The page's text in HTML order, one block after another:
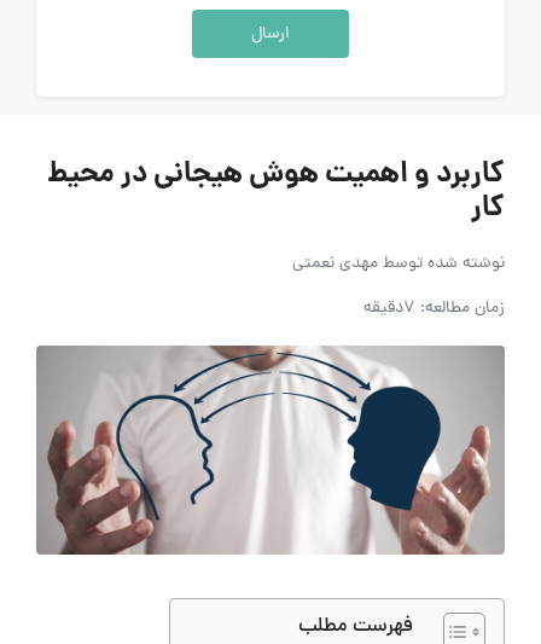
ارسال
کاربرد و اهمیت هوش هیجانی در محیط
کار
نوشته شده توسطمهدی نعمتی
زمان مطالعه: 7دقیقه
فهرست مطلب